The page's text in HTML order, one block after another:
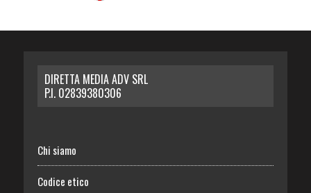
DIRETTA MEDIA ADV SRL
P.I. 02839380306
Chi siamo
Codice etico